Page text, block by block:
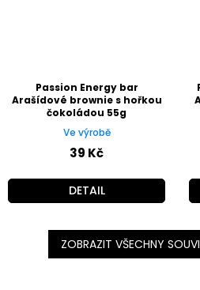
Passion Energy bar
Arašídové brownie s hořkou
čokoládou 55g
Ve výrobě
39 Kč
DETAIL
ZOBRAZIT VŠECHNY